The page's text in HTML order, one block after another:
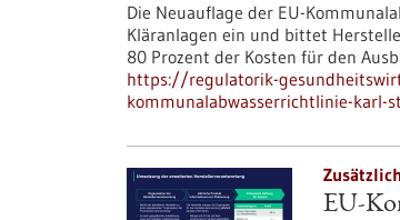
Die Neuauflage der EU-
Kläranlagen ein und bittet
80 Prozent der Kosten für den
https://regulatorik-
kommunalabwasserrichtlinie-karl-
EU-